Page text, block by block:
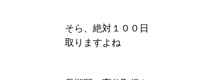
そら、絶対１００日
取りますよね